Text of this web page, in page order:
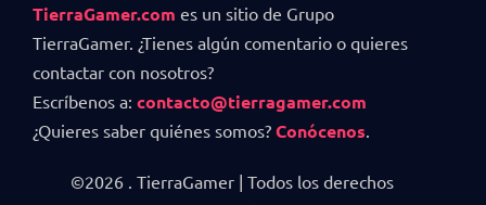
TierraGamer.com es un sitio de Grupo
TierraGamer. ¿Tienes algún comentario o quieres
contactar con nosotros?
Escríbenos a: contacto@tierragamer.com
¿Quieres saber quiénes somos? Conócenos
©2026 . TierraGamer | Todos los derechos